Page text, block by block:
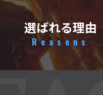
選ばれる理由
Reasons